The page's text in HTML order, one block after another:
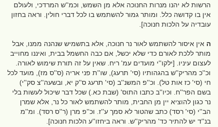
הרשות לא יהנו מנרות החנוכה אלא מן השמש, וכמ''ש המרדכי, ולעולם
אין בו קדושה כלל. ומותר גמור להשתמש בו לכל דברי חולין. וראה בחזון
עובדיה על הלכות חנוכה].
ה אין איסור להשתמש לאור נר חנוכה, אלא בתשמיש שנהנה ממנו, אבל
מותר ללכת לאורם כדי שלא יכשל, אם כבה החשמל בבית, ואיננו מחוייב
לעצום עיניו. [ילקו''י מועדים עמ' ריח. שאין על זה תורת שימוש לאורה.
וכ''כ מהריק''ש בהגהותיו (סי' תרעג), שו''ת פני אריה (ס''ס מז), מועד לכל
חי (סי' כז אות טל). וכ''פ המשנ''ב (סי' תרעג ס''ק יא, ובשעה''צ סק''י)
בשם הפר''ח. וכיו''ב כתבו התוס' (שבת כא.) שכל דבר שיכול לעשות בלי
נר כגון להוציא יין מן החבית, מותר להשתמש לאור כל נר, אלא שמרן
הב''י (סי' רסד) כתב שהטור לא סמך ע''ז. וכ''פ מרן (ר''ס רסד). ומ''מ
בנ''ד יש להתיר כד' מהריק''ש. וראה ביחזו''ע הלכות חנוכה].